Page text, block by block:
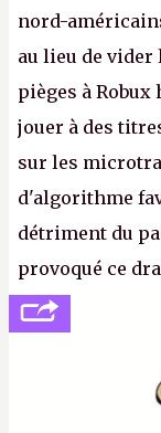
nord-
au lieu de vider
pièges à
jouer à des
sur les
d'algorithme
détriment du
provoqué ce
se consoler, le
sur le
joueurs
aux adultes,